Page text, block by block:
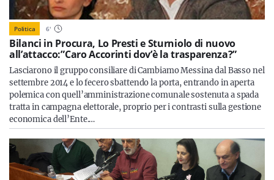
Politica 6'
Bilanci in Procura, Lo Presti e Sturniolo di nuovo
all’attacco:”Caro Accorinti dov’è la trasparenza?”
Lasciarono il gruppo consiliare di Cambiamo Messina dal Basso nel
settembre 2014 e lo fecero sbattendo la porta, entrando in aperta
polemica con quell’amministrazione comunale sostenuta a spada
tratta in campagna elettorale, proprio per i contrasti sulla gestione
economica dell’Ente.…